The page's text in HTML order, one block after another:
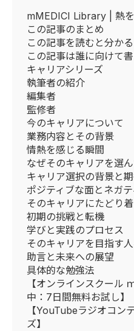
mMEDICI Library | 熱を
この記事のまとめ
この記事を読むと分か
この記事は誰に向けて
キャリアシリーズ
執筆者の紹介
編集者
監修者
今のキャリアについて
業務内容とその背景
情熱を感じる瞬間
なぜそのキャリアを選
キャリア選択の背景と
ポジティブな面とネガ
そのキャリアにたどり
初期の挑戦と転機
学びと実践のプロセス
そのキャリアを目指す
助言と未来への展望
具体的な勉強法
【オンラインスクール
中：7日間無料お試し】
【YouTubeラジオコ
ズ】